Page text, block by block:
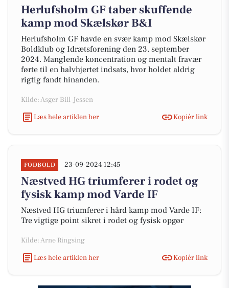
Herlufsholm GF taber skuffende
kamp mod Skælskør B&I
Herlufsholm GF havde en svær kamp mod Skælskør
Boldklub og Idrætsforening den 23. september
2024. Manglende koncentration og mentalt fravær
førte til en halvhjertet indsats, hvor holdet aldrig
rigtig fandt hinanden.
Kilde: Asger Bill-Jessen
Læs hele artiklen her
Kopiér link
FODBOLD 23-09-2024 12:45
Næstved HG triumferer i rodet og
fysisk kamp mod Varde IF
Næstved HG triumferer i hård kamp mod Varde IF:
Tre vigtige point sikret i rodet og fysisk opgør
Kilde: Arne Ringsing
Læs hele artiklen her
Kopiér link